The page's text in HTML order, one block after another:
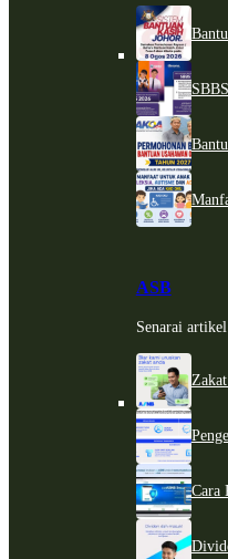
ASB
Senarai
Cara